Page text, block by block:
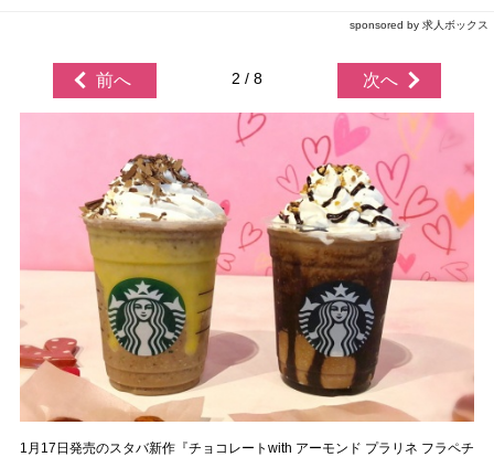
sponsored by 求人ボックス
前へ 2 / 8 次へ
1月17日発売のスタバ新作『チョコレートwith アーモンド プラリネ フラペチ